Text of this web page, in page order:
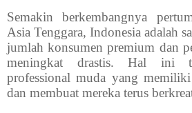
Semakin berkembangnya
Asia Tenggara, Indonesia adalah
jumlah konsumen premium dan
meningkat drastis. Hal ini
professional muda yang
dan membuat mereka terus